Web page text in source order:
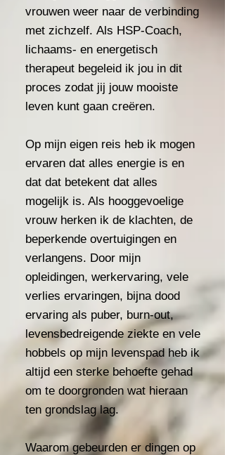
vrouwen weer naar de verbinding
met zichzelf. Als HSP-Coach,
lichaams- en energetisch
therapeut begeleid ik jou in dit
proces zodat jij jouw mooiste
leven kunt gaan creëren.
Op mijn eigen reis heb ik mogen
ervaren dat alles energie is en
dat dat betekent dat alles
mogelijk is. Als hooggevoelige
vrouw herken ik de klachten, de
beperkende overtuigingen en
verlangens. Door mijn
opleidingen, werkervaring, vele
verlies ervaringen, bijna dood
ervaring als puber, burn-out,
levensbedreigende ziekte en vele
hobbels op mijn levenspad heb ik
altijd een sterke behoefte gehad
om te doorgronden wat hieraan
ten grondslag lag.
Waarom gebeurden er dingen op